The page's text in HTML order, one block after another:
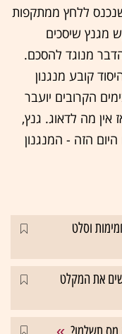
ללחץ ממתקפות
מגנץ שיסכים
מנוגד להסכם.
קובע מנגנון
הקרובים יועבר
אין מה לדאוג. גנץ,
הזה - המנגנון
וסלט
את המקלט